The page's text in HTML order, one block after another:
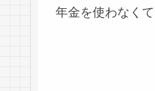
年金を使わなく